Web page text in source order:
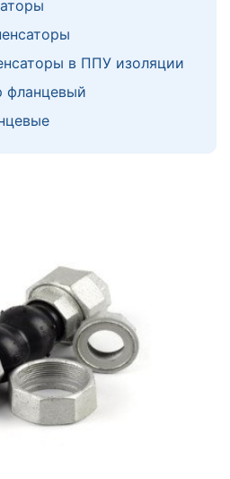
в ППУ изоляции
фланцевый